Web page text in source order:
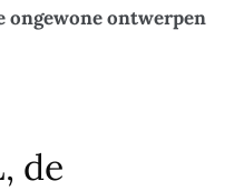
ongewone ontwerpen
de